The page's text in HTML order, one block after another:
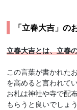
「立春大吉」の
立春大吉とは、立春
この言葉が書かれた
を高めると言われてい
お札は神社や寺で配
もらうと良いでしょう